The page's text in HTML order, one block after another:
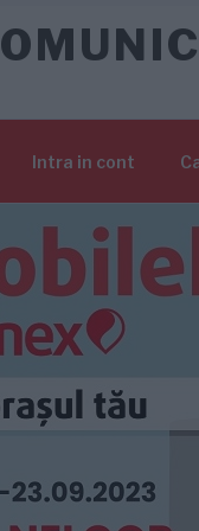
Intra in cont